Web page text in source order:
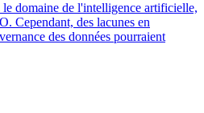
le domaine de l'intelligence artificielle,
Cependant, des lacunes en
des données pourraient